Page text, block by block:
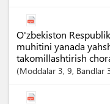
O'zbekiston
muhitini yanada
takomillashtirish
Moddalar 3, 9, Bandlar